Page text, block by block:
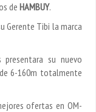
deHAMBUY.
Gerente Tibi la marca
su nuevo
6-160m totalmente
ofertas en OM-